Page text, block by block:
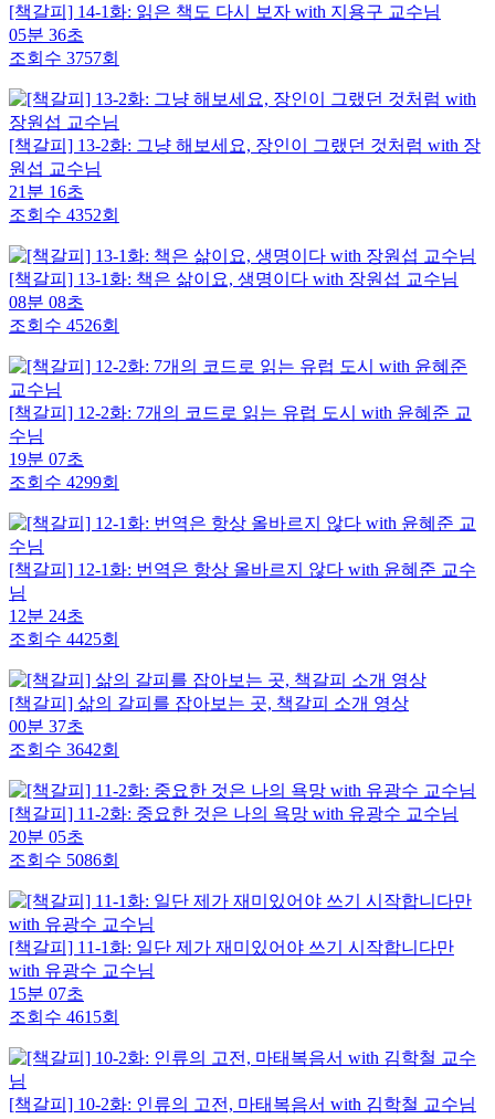
[책갈피] 14-1화: 읽은 책도 다시 보자 with 지용구 교수님
05분 36초
조회수 3757회
[책갈피] 13-2화: 그냥 해보세요, 장인이 그랬던 것처럼 with 장
원섭 교수님
21분 16초
조회수 4352회
[책갈피] 13-1화: 책은 삶이요, 생명이다 with 장원섭 교수님
08분 08초
조회수 4526회
[책갈피] 12-2화: 7개의 코드로 읽는 유럽 도시 with 윤혜준 교
수님
19분 07초
조회수 4299회
[책갈피] 12-1화: 번역은 항상 올바르지 않다 with 윤혜준 교수
님
12분 24초
조회수 4425회
[책갈피] 삶의 갈피를 잡아보는 곳, 책갈피 소개 영상
00분 37초
조회수 3642회
[책갈피] 11-2화: 중요한 것은 나의 욕망 with 유광수 교수님
20분 05초
조회수 5086회
[책갈피] 11-1화: 일단 제가 재미있어야 쓰기 시작합니다만
with 유광수 교수님
15분 07초
조회수 4615회
[책갈피] 10-2화: 인류의 고전, 마태복음서 with 김학철 교수님